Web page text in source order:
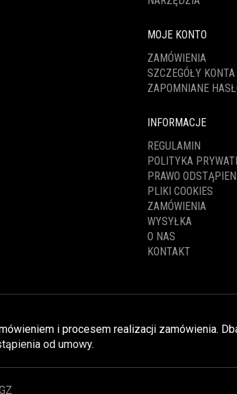
MOJE KONTO
ZAMÓWIENIA
SZCZEGÓŁY KONTA
ZAPOMNIANE
INFORMACJE
REGULAMIN
POLITYKA
PRAWO
PLIKI COOKIES
ZAMÓWIENIA
WYSYŁKA
O NAS
KONTAKT
i procesem realizacji zamówienia.
od umowy.